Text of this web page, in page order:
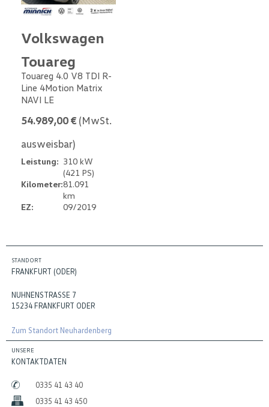
Volkswagen
Touareg
Touareg 4.0 V8 TDI R-
Line 4Motion Matrix
NAVI LE
54.989,00 € (MwSt.
ausweisbar)
Leistung: 310 kW
(421 PS)
Kilometer:81.091
km
EZ:
09/2019
STANDORT
FRANKFURT (ODER)
NUHNENSTRASSE 7
15234 FRANKFURT ODER
Zum Standort Neuhardenberg
UNSERE
KONTAKTDATEN
0335 41 43 40
0335 41 43 450